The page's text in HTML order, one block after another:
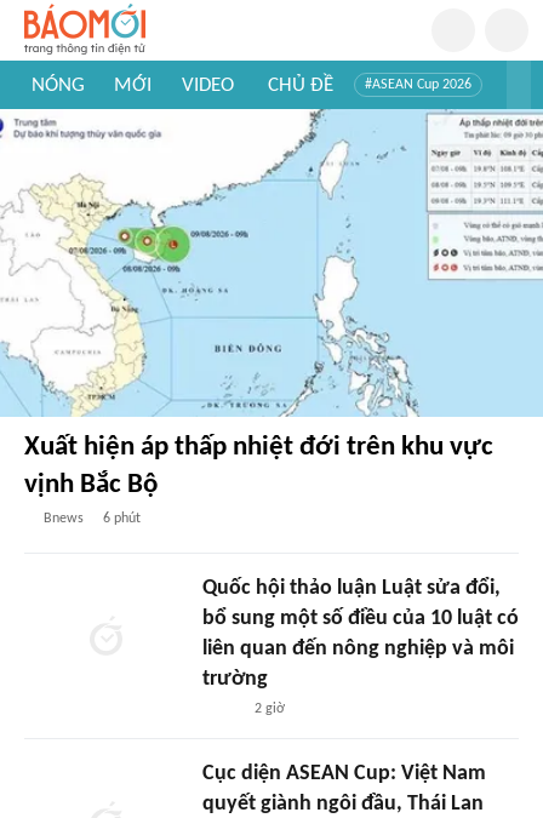
NÓNG MỚI VIDEO CHỦ ĐỀ #ASEAN Cup 2026
#Trí tuệ nhân tạo
#Khám phá Việt Nam
Xuất hiện áp thấp nhiệt đới trên khu vực
vịnh Bắc Bộ
Bnews 6 phút
Quốc hội thảo luận Luật sửa đổi,
bổ sung một số điều của 10 luật có
liên quan đến nông nghiệp và môi
trường
2 giờ
Cục diện ASEAN Cup: Việt Nam
quyết giành ngôi đầu, Thái Lan